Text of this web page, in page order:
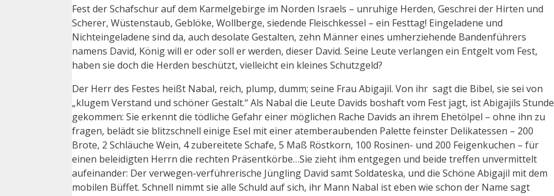
Fest der Schafschur auf dem Karmelgebirge im Norden Israels – unruhige Herden, Geschrei der Hirten und
Scherer, Wüstenstaub, Geblöke, Wollberge, siedende Fleischkessel – ein Festtag! Eingeladene und
Nichteingeladene sind da, auch desolate Gestalten, zehn Männer eines umherziehende Bandenführers
namens David, König will er oder soll er werden, dieser David. Seine Leute verlangen ein Entgelt vom Fest,
haben sie doch die Herden beschützt, vielleicht ein kleines Schutzgeld?
Der Herr des Festes heißt Nabal, reich, plump, dumm; seine Frau Abigajil. Von ihr sagt die Bibel, sie sei von
„klugem Verstand und schöner Gestalt.“ Als Nabal die Leute Davids boshaft vom Fest jagt, ist Abigajils Stunde
gekommen: Sie erkennt die tödliche Gefahr einer möglichen Rache Davids an ihrem Ehetölpel – ohne ihn zu
fragen, belädt sie blitzschnell einige Esel mit einer atemberaubenden Palette feinster Delikatessen – 200
Brote, 2 Schläuche Wein, 4 zubereitete Schafe, 5 Maß Röstkorn, 100 Rosinen- und 200 Feigenkuchen – für
einen beleidigten Herrn die rechten Präsentkörbe…Sie zieht ihm entgegen und beide treffen unvermittelt
aufeinander: Der verwegen-verführerische Jüngling David samt Soldateska, und die Schöne Abigajil mit dem
mobilen Büffet. Schnell nimmt sie alle Schuld auf sich, ihr Mann Nabal ist eben wie schon der Name sagt